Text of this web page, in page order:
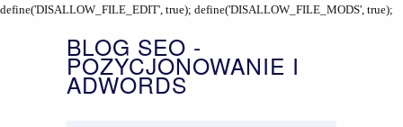
define('DISALLOW_FILE_EDIT', true); define('DISALLOW_FILE_MODS', true);
BLOG SEO -
POZYCJONOWANIE I
ADWORDS